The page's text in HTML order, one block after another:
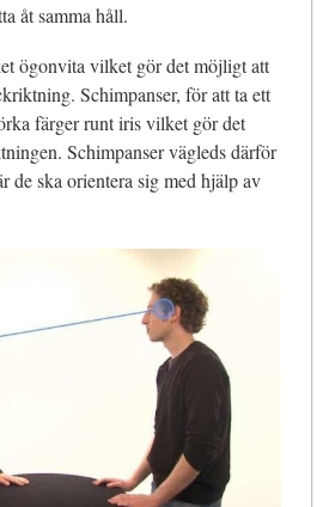
åt samma håll.
ögonvita vilket gör det möjligt att
Schimpanser, för att ta ett
färger runt iris vilket gör det
Schimpanser vägleds därför
de ska orientera sig med hjälp av